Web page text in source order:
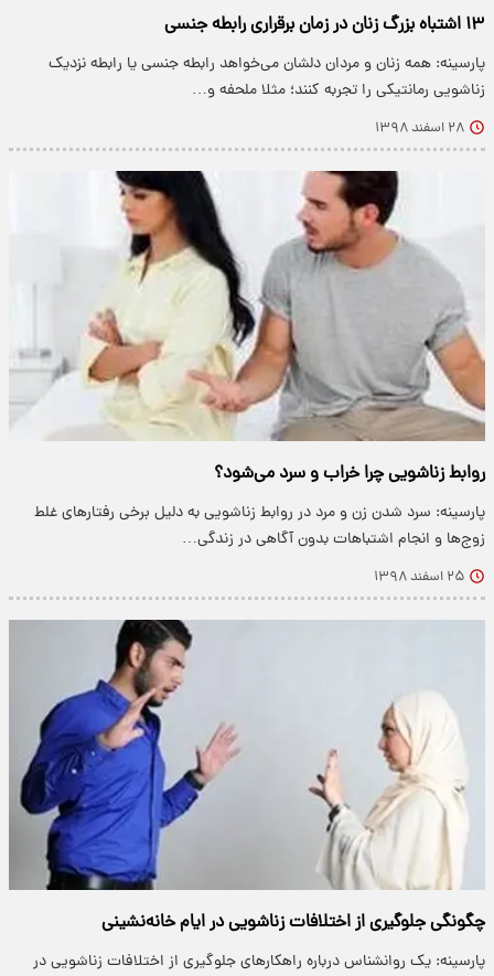
۱۳ اشتباه بزرگ زنان در زمان برقراری رابطه جنسی
پارسینه: همه زنان و مردان دلشان می‌خواهد رابطه جنسی یا رابطه نزدیک
زناشویی رمانتیکی را تجربه کنند؛ مثلا ملحفه‌ و…
۲۸ اسفند ۱۳۹۸
روابط زناشویی چرا خراب و سرد می‌شود؟
پارسینه: سرد شدن زن و مرد در روابط زناشویی به دلیل برخی رفتار‌های غلط
زوج‌ها و انجام اشتباهات بدون آگاهی در زندگی…
۲۵ اسفند ۱۳۹۸
چگونگی جلوگیری از اختلافات زناشویی در ایام خانه‌نشینی
پارسینه: یک روانشناس درباره راهکار‌های جلوگیری از اختلافات زناشویی در